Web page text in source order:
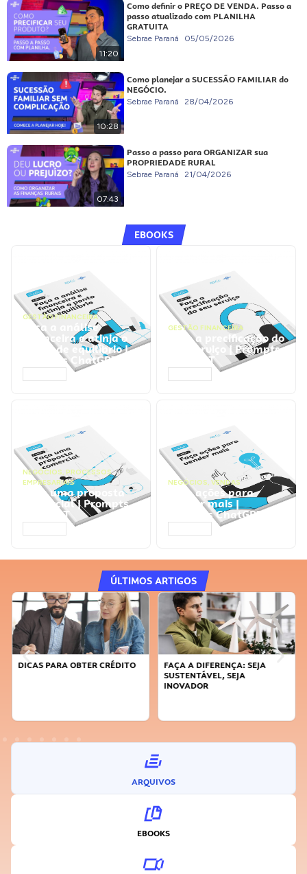
11:20
Como definir o PREÇO DE VENDA. Passo a
passo atualizado com PLANILHA
GRATUITA
Sebrae Paraná 05/05/2026
10:28
Como planejar a SUCESSÃO FAMILIAR do
NEGÓCIO.
Sebrae Paraná 28/04/2026
07:43
Passo a passo para ORGANIZAR sua
PROPRIEDADE RURAL
Sebrae Paraná 21/04/2026
EBOOKS
GESTÃO FINANCEIRA
Faça a análise
financeira e atinja o
ponto de equilíbrio |
Prompts ChatGPT
GESTÃO FINANCEIRA
Faça a precificação do
seu serviço | Prompts
ChatGPT
NEGÓCIOS, PROCESSOS
EMPRESARIAIS
Faça uma proposta
comercial | Prompts
ChatGPT
NEGÓCIOS, VENDAS
Faça ações para
vender mais |
Prompts ChatGPT
ÚLTIMOS ARTIGOS
DICAS PARA OBTER CRÉDITO
FAÇA A DIFERENÇA: SEJA
SUSTENTÁVEL, SEJA
INOVADOR
ARQUIVOS
EBOOKS